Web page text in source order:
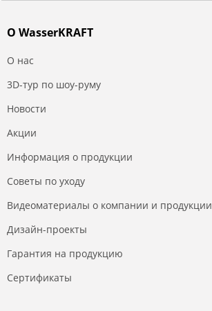
О WasserKRAFT
О нас
3D-тур по шоу-руму
Новости
Акции
Информация о продукции
Советы по уходу
Видеоматериалы о компании и продукции
Дизайн-проекты
Гарантия на продукцию
Сертификаты